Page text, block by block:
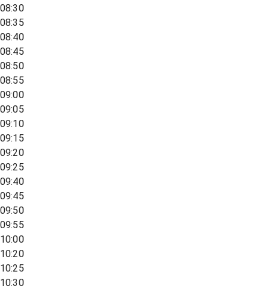
08:30
08:35
08:40
08:45
08:50
08:55
09:00
09:05
09:10
09:15
09:20
09:25
09:40
09:45
09:50
09:55
10:00
10:20
10:25
10:30